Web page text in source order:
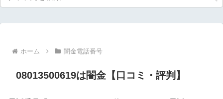
ホーム 闇金電話番号
08013500619は闇金【口コミ・評判】